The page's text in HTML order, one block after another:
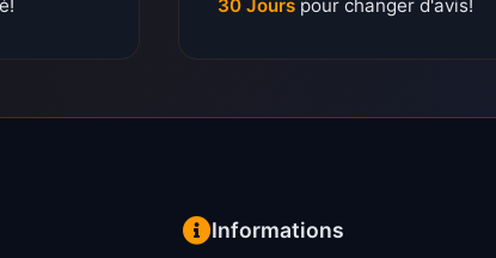
30 Jours pour changer d'avis!
Informations